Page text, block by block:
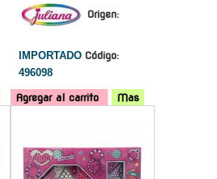
Origen:
IMPORTADO Código:
496098
Agregar al carrito
Mas